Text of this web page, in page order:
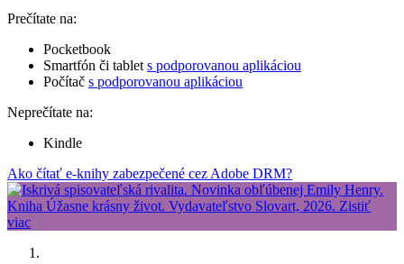
Prečítate na:
Pocketbook
Smartfón či tablet s podporovanou aplikáciou
Počítač s podporovanou aplikáciou
Neprečítate na:
Kindle
Ako čítať e-knihy zabezpečené cez Adobe DRM?